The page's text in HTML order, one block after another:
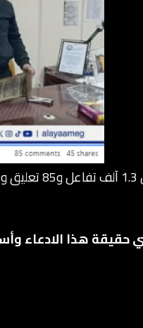
حقيقة هذا الادعاء